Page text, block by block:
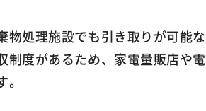
物処理施設でも引き取りが可能
制度があるため、家電量販店や